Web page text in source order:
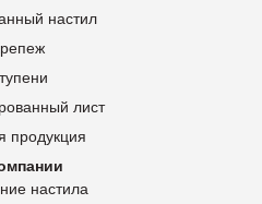
настил
лист
продукция
настила